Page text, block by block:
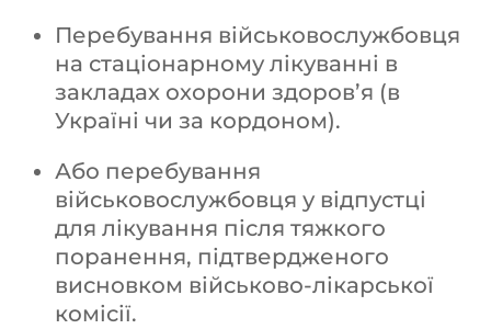
Перебування військовослужбовця
на стаціонарному лікуванні в
закладах охорони здоров’я (в
Україні чи за кордоном).
Або перебування
військовослужбовця у відпустці
для лікування після тяжкого
поранення, підтвердженого
висновком військово-лікарської
комісії.